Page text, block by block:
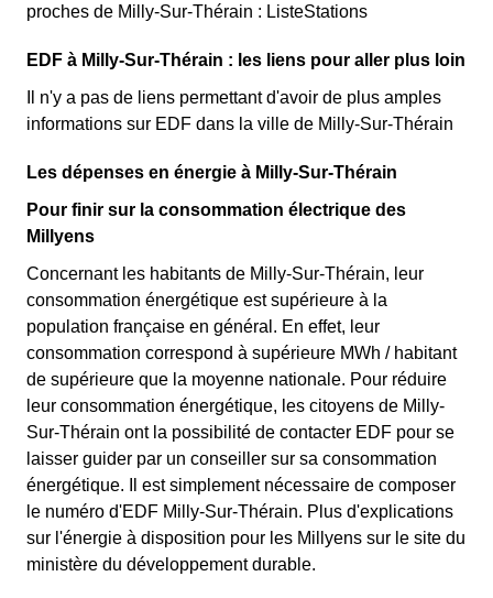
proches de Milly-Sur-Thérain : ListeStations
EDF à Milly-Sur-Thérain : les liens pour aller plus loin
Il n'y a pas de liens permettant d'avoir de plus amples
informations sur EDF dans la ville de Milly-Sur-Thérain
Les dépenses en énergie à Milly-Sur-Thérain
Pour finir sur la consommation électrique des
Millyens
Concernant les habitants de Milly-Sur-Thérain, leur
consommation énergétique est supérieure à la
population française en général. En effet, leur
consommation correspond à supérieure MWh / habitant
de supérieure que la moyenne nationale. Pour réduire
leur consommation énergétique, les citoyens de Milly-
Sur-Thérain ont la possibilité de contacter EDF pour se
laisser guider par un conseiller sur sa consommation
énergétique. Il est simplement nécessaire de composer
le numéro d'EDF Milly-Sur-Thérain. Plus d'explications
sur l'énergie à disposition pour les Millyens sur le site du
ministère du développement durable.